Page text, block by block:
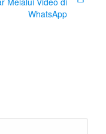
WhatsApp